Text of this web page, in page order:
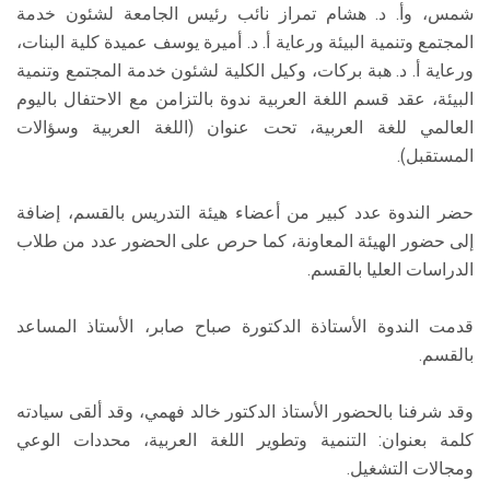
شمس، وأ. د. هشام تمراز نائب رئيس الجامعة لشئون خدمة
المجتمع وتنمية البيئة ورعاية أ. د. أميرة يوسف عميدة كلية البنات،
ورعاية أ. د. هبة بركات، وكيل الكلية لشئون خدمة المجتمع وتنمية
البيئة، عقد قسم اللغة العربية ندوة بالتزامن مع الاحتفال باليوم
العالمي للغة العربية، تحت عنوان (اللغة العربية وسؤالات
المستقبل).
حضر الندوة عدد كبير من أعضاء هيئة التدريس بالقسم، إضافة
إلى حضور الهيئة المعاونة، كما حرص على الحضور عدد من طلاب
الدراسات العليا بالقسم.
قدمت الندوة الأستاذة الدكتورة صباح صابر، الأستاذ المساعد
بالقسم.
وقد شرفنا بالحضور الأستاذ الدكتور خالد فهمي، وقد ألقى سيادته
كلمة بعنوان: التنمية وتطوير اللغة العربية، محددات الوعي
ومجالات التشغيل.